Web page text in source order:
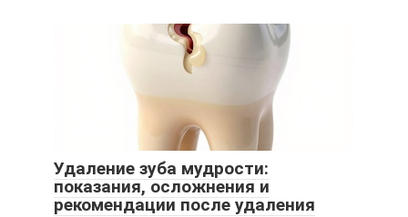
Удаление зуба мудрости:
показания, осложнения и
рекомендации после удаления